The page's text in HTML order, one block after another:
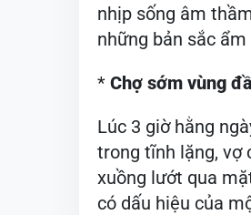
nhịp sống âm
những bản sắc
* Chợ sớm vùng
Lúc 3 giờ hằng
trong tĩnh lặng, vợ
xuồng lướt qua
có dấu hiệu của